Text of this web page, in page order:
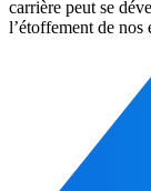
carrière peut se
l’étoffement de nos